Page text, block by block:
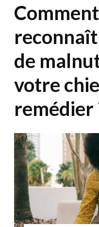
Comment
de
votre
remédier